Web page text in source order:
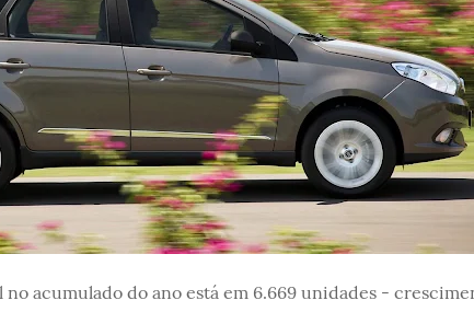
acumulado do ano está em 6.669 unidades -